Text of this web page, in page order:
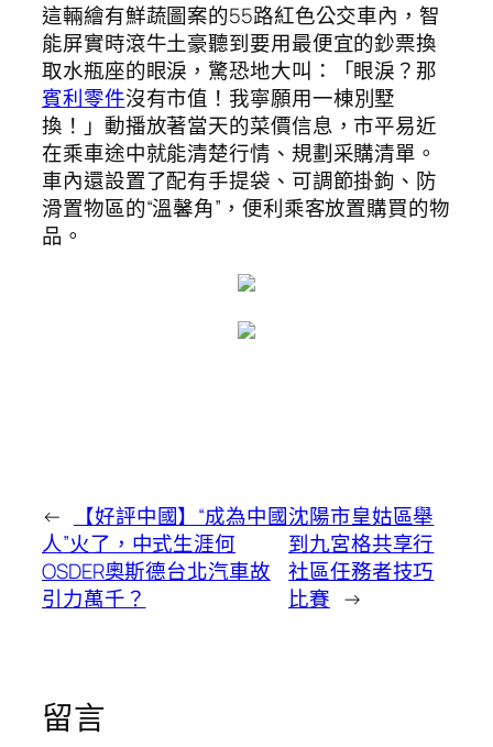
這輛繪有鮮蔬圖案的55路紅色公交車內，智
能屏實時滾牛土豪聽到要用最便宜的鈔票換
取水瓶座的眼淚，驚恐地大叫：「眼淚？那
賓利零件沒有市值！我寧願用一棟別墅
換！」動播放著當天的菜價信息，市平易近
在乘車途中就能清楚行情、規劃采購清單。
車內還設置了配有手提袋、可調節掛鉤、防
滑置物區的“溫馨角”，便利乘客放置購買的物
品。
←
【好評中國】“成為中國
人”火了，中式生涯何
OSDER奧斯德台北汽車故
引力萬千？
沈陽市皇姑區舉
到九宮格共享行
社區任務者技巧
比賽 →
留言